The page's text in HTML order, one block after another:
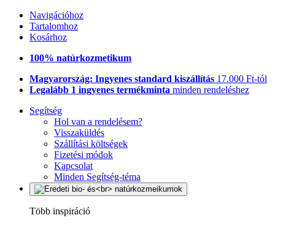
Navigációhoz
Tartalomhoz
Kosárhoz
100% natúrkozmetikum
Magyarország: Ingyenes standard kiszállítás 17.000 Ft-tól
Legalább 1 ingyenes termékminta minden rendeléshez
Segítség
Hol van a rendelésem?
Visszaküldés
Szállítási költségek
Fizetési módok
Kapcsolat
Minden Segítség-téma
Több inspiráció